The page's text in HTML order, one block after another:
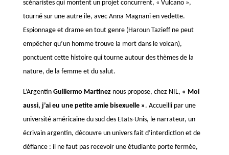
scénaristes qui montent un projet concurrent, « Vulcano »,
tourné sur une autre ile, avec Anna Magnani en vedette.
Espionnage et drame en tout genre (Haroun Tazieff ne peut
empêcher qu’un homme trouve la mort dans le volcan),
ponctuent cette histoire qui tourne autour des thèmes de la
nature, de la femme et du salut.
L’Argentin Guillermo Martineznous propose, chez NIL, « Moi
aussi, j’ai eu une petite amie bisexuelle » . Accueilli par une
université américaine du sud des Etats-Unis, le narrateur, un
écrivain argentin, découvre un univers fait d’interdiction et de
défiance : il ne faut pas recevoir une étudiante porte fermée,